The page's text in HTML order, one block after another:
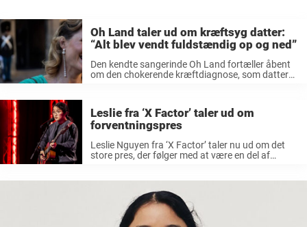
Oh Land taler ud om kræftsyg datter:
“Alt blev vendt fuldstændig op og ned”
Den kendte sangerinde Oh Land fortæller åbent
om den chokerende kræftdiagnose, som datter
Leslie fra ‘X Factor’ taler ud om
forventningspres
Leslie Nguyen fra ‘X Factor’ taler nu ud om det
store pres, der følger med at være en del af